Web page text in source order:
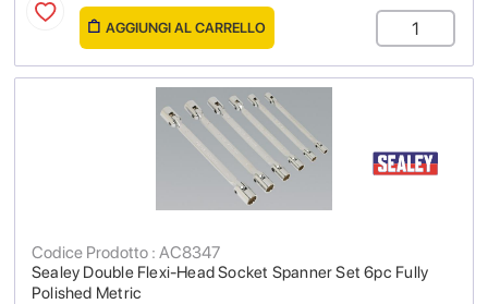
AGGIUNGI AL CARRELLO
Sealey Double Flexi-Head Socket Spanner Set 6pc Fully
Polished Metric
Codice Prodotto : AC8347